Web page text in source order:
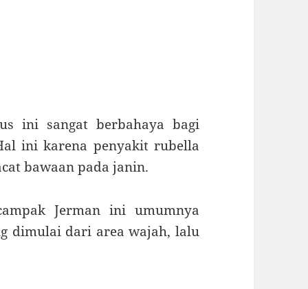
ini sangat berbahaya bagi
ini karena penyakit rubella
bawaan pada janin.
Jerman ini umumnya
dimulai dari area wajah, lalu